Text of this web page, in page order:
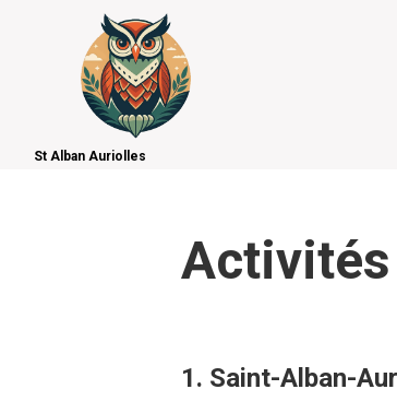
St Alban Auriolles
1. Saint-Alban-